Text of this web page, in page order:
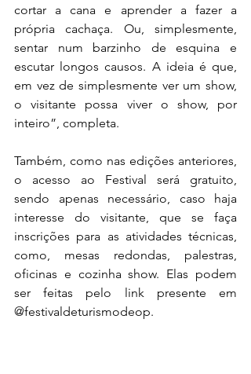
cortar a cana e aprender a fazer a
própria cachaça. Ou, simplesmente,
sentar num barzinho de esquina e
escutar longos causos. A ideia é que,
em vez de simplesmente ver um show,
o visitante possa viver o show, por
inteiro”, completa.
Também, como nas edições anteriores,
o acesso ao Festival será gratuito,
sendo apenas necessário, caso haja
interesse do visitante, que se faça
inscrições para as atividades técnicas,
como, mesas redondas, palestras,
oficinas e cozinha show. Elas podem
ser feitas pelo link presente em
@festivaldeturismodeop.